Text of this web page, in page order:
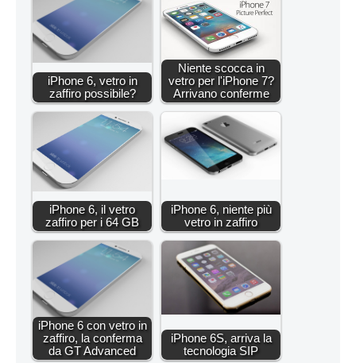
iPhone 6, vetro in
zaffiro possibile?
Niente scocca in
vetro per l'iPhone 7?
Arrivano conferme
iPhone 6, il vetro
zaffiro per i 64 GB
iPhone 6, niente più
vetro in zaffiro
iPhone 6 con vetro in
zaffiro, la conferma
da GT Advanced
iPhone 6S, arriva la
tecnologia SIP